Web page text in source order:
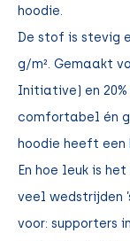
hoodie.
De stof is stevig
g/m². Gemaakt
Initiative) en
comfortabel én
hoodie heeft
En hoe leuk is
veel wedstrijden
voor: supporters